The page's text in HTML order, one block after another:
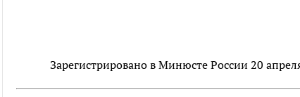
Зарегистрировано в Минюсте России 20